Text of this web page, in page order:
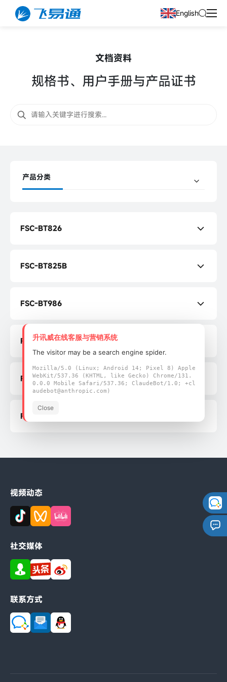
English
文档资料
规格书、用户手册与产品证书
产品分类
FSC-BT826
FSC-BT825B
FSC-BT986
FSC-BT986 规格书
FSC-BT986 编程手册
fsc-bt986 开发板
FSC-HC05
FSC-HC05 规格书
FSC-HC05 编程手册
FSC-HC05 用户指南
FSC-BT836B
FSC-BT836B 编程手册
FSC-BT9101
FSC-BT9101AI 用户指南
视频动态
社交媒体
联系方式
升讯威在线客服与营销系统
The visitor may be a search engine spider.
Mozilla/5.0 (Linux; Android 14; Pixel 8) Apple
WebKit/537.36 (KHTML, like Gecko) Chrome/131.
0.0.0 Mobile Safari/537.36; ClaudeBot/1.0; +cl
audebot@anthropic.com)
Close